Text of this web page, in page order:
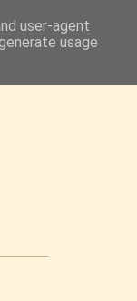
user-agent
usage